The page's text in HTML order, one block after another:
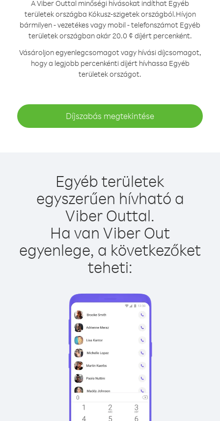
A Viber Outtal minőségi hívásokat indíthat Egyéb
területek országba Kókusz-szigetek országból.Hívjon
bármilyen - vezetékes vagy mobil - telefonszámot Egyéb
területek országban akár 20.0 ¢ díjért percenként.
Vásároljon egyenlegcsomagot vagy hívási díjcsomagot,
hogy a legjobb percenkénti díjért hívhassa Egyéb
területek országot.
Díjszabás megtekintése
Egyéb területek
egyszerűen hívható a
Viber Outtal.
Ha van Viber Out
egyenlege, a következőket
teheti: